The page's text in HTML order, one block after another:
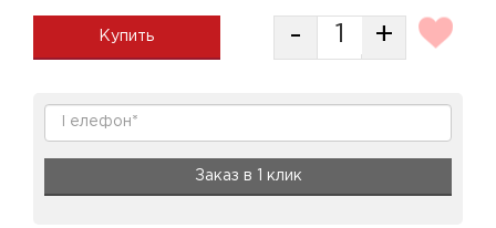
Купить - +
Заказ в 1 клик